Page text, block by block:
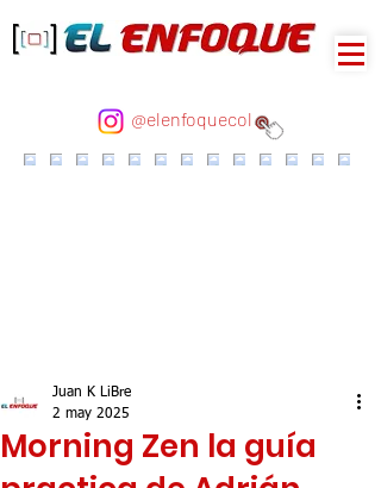
@elenfoquecol
Morning Zen la guía
Juan K LiBre
2 may 2025